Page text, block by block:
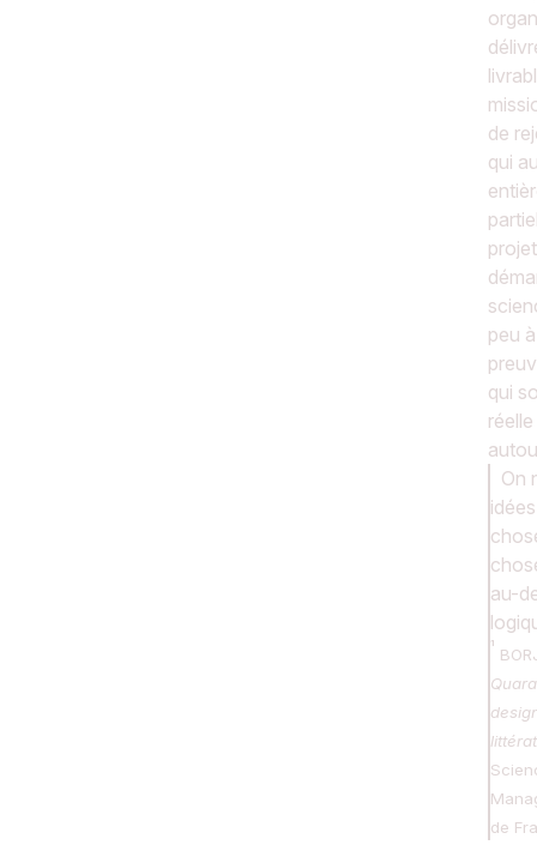
de
qui
peu
qui
On
au-
de